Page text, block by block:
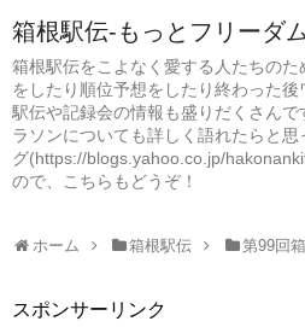
箱根駅伝-もっとフリーダ
箱根駅伝をこよなく愛する人たちの
をしたり順位予想をしたり終わった
駅伝や記録会の情報も盛りだくさん
ラソンについても詳しく語れたらと
グ(https://blogs.yahoo.co.jp/
ので、こちらもどうぞ！
ホーム 箱根駅伝 第99回
スポンサーリンク